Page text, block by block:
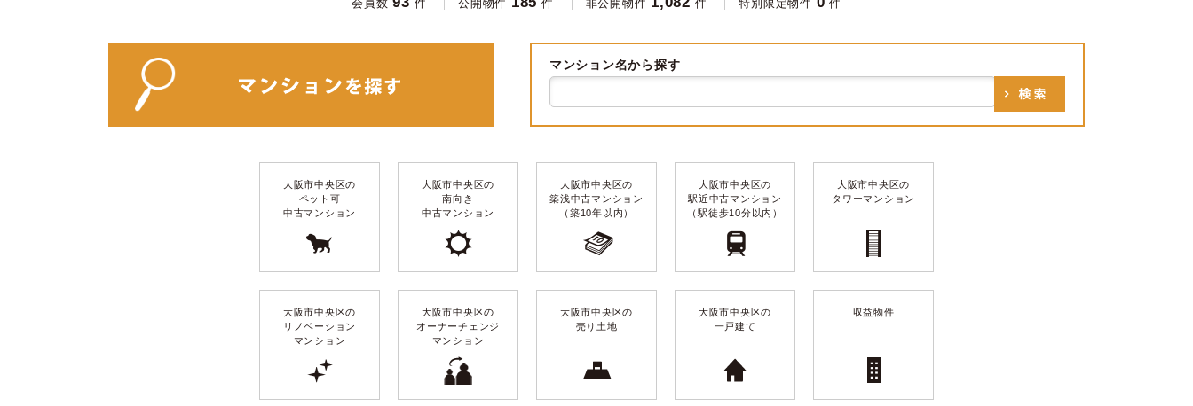
会員数 件 公開物件 件 非公開物件 件 特別限定物件 件
マンション名から探す
大阪市中央区の
ペット可
中古マンション
大阪市中央区の
南向き
中古マンション
大阪市中央区の
築浅中古マンション
（築10年以内）
大阪市中央区の
駅近中古マンション
（駅徒歩10分以内）
大阪市中央区の
タワーマンション
大阪市中央区の
リノベーション
マンション
大阪市中央区の
オーナーチェンジ
マンション
大阪市中央区の
売り土地
大阪市中央区の
一戸建て
収益物件